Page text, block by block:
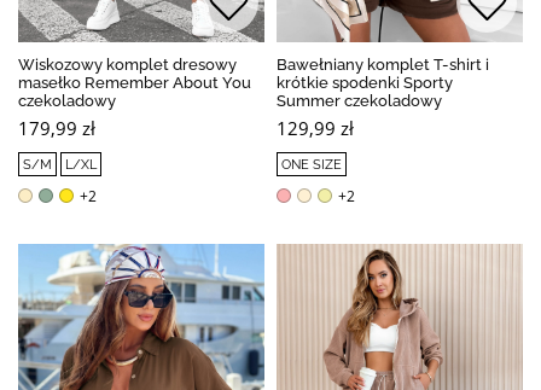
Wiskozowy komplet dresowy
masełko Remember About You
czekoladowy
179,99 zł
S/M L/XL
+2
Bawełniany komplet T-shirt i
krótkie spodenki Sporty
Summer czekoladowy
129,99 zł
ONE SIZE
+2